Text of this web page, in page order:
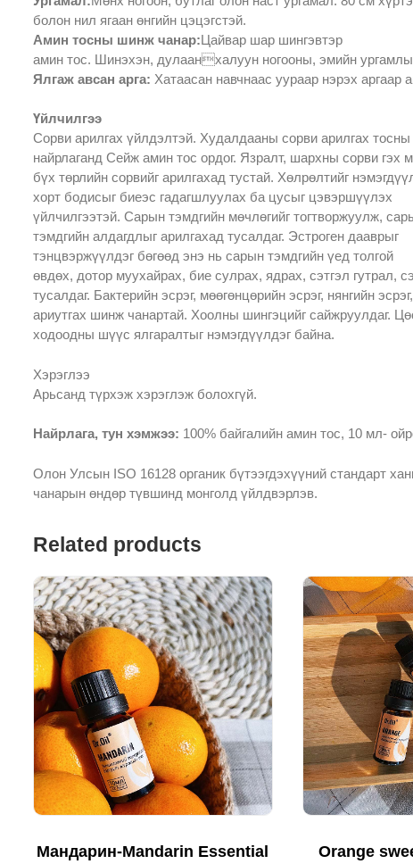
болон нил ягаан өнгийн цэцэгстэй.
Амин тосны шинж чанар:Цайвар шар шингэвтэр
амин тос. Шинэхэн, дулаанхалуун ногооны, эмийн
Ялгаж авсан арга: Хатаасан навчнаас уураар нэрэх аргаар
Үйлчилгээ
Сорви арилгах үйлдэлтэй. Худалдааны сорви арилгах тосны
найрлаганд Сейж амин тос ордог. Язралт, шархны сорви гэх
бүх төрлийн сорвийг арилгахад тустай. Хөлрөлтийг
хорт бодисыг биеэс гадагшлуулах ба цусыг цэвэршүүлэх
үйлчилгээтэй. Сарын тэмдгийн мөчлөгийг тогтворжуулж,
тэмдгийн алдагдлыг арилгахад тусалдаг. Эстроген дааврыг
тэнцвэржүүлдэг бөгөөд энэ нь сарын тэмдгийн үед толгой
өвдөх, дотор муухайрах, бие сулрах, ядрах, сэтгэл гутрал,
тусалдаг. Бактерийн эсрэг, мөөгөнцөрийн эсрэг, нянгийн эсрэг,
ариутгах шинж чанартай. Хоолны шингэцийг сайжруулдаг.
ходоодны шүүс ялгаралтыг нэмэгдүүлдэг байна.
Хэрэглээ
Арьсанд түрхэж хэрэглэж болохгүй.
Найрлага, тун хэмжээ: 100% байгалийн амин тос, 10 мл-
Олон Улсын ISO 16128 органик бүтээгдэхүүний стандарт
чанарын өндөр түвшинд монголд үйлдвэрлэв.
Related products
Мандарин-Mandarin Essential
Orange